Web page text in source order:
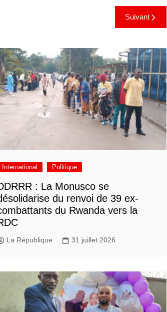
Suivant
International Politique
: La Monusco se
du renvoi de 39 ex-
du Rwanda vers la
La République 31 juillet 2026